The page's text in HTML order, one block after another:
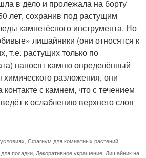
в дело и пролежала на борту
лет, сохранив под растущим
камнетёсного инструмента. Но
лишайники (они относятся к
т.е. растущих только по
наносят камню определённый
разложения, они
с камнем, что с течением
к ослаблению верхнего слоя
, Сфагнум для комнатных растений,
посадки, Декоративное украшение, Лишайник на